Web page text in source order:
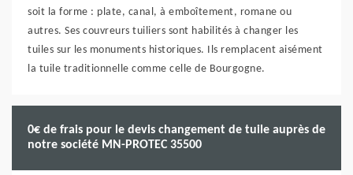
soit la forme : plate, canal, à emboîtement, romane ou
autres. Ses couvreurs tuiliers sont habilités à changer les
tuiles sur les monuments historiques. Ils remplacent aisément
la tuile traditionnelle comme celle de Bourgogne.
0€ de frais pour le devis changement de tuile auprès de
notre société MN-PROTEC 35500